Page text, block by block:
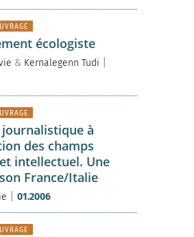
écologiste
& Kernalegenn Tudi
à
des champs
intellectuel. Une
France/Italie
01.2006